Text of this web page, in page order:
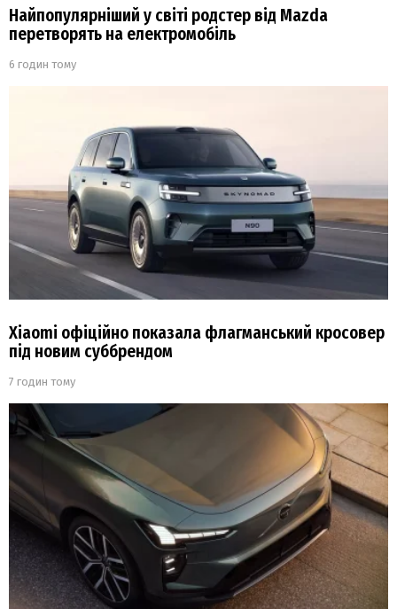
Найпопулярніший у світі родстер від Mazda
перетворять на електромобіль
6 годин тому
Xiaomi офіційно показала флагманський кросовер
під новим суббрендом
7 годин тому